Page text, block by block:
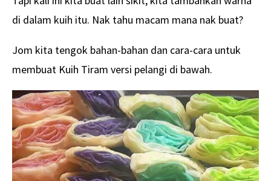
di dalam kuih itu. Nak tahu macam mana nak buat?
Jom kita tengok bahan-bahan dan cara-cara untuk
membuat Kuih Tiram versi pelangi di bawah.